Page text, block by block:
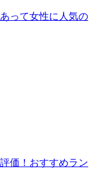
って女性に人気の
価！おすすめラン